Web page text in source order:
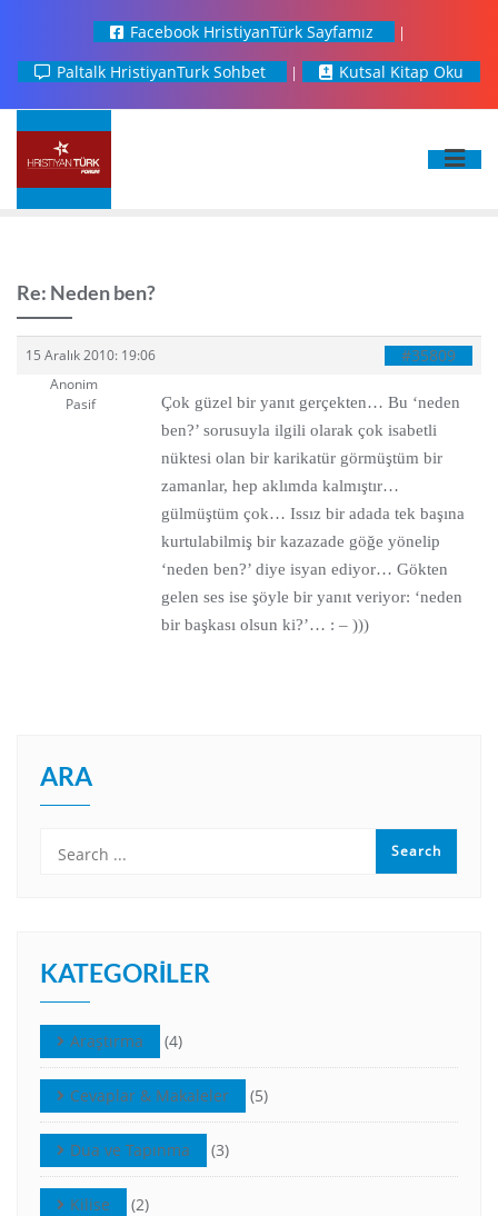
Facebook HristiyanTürk Sayfamız
Paltalk HristiyanTurk Sohbet
Kutsal Kitap Oku
Re: Neden ben?
15 Aralık 2010: 19:06 #35809
Anonim
Pasif
Çok güzel bir yanıt gerçekten… Bu ‘neden
ben?’ sorusuyla ilgili olarak çok isabetli
nüktesi olan bir karikatür görmüştüm bir
zamanlar, hep aklımda kalmıştır…
gülmüştüm çok… Issız bir adada tek başına
kurtulabilmiş bir kazazade göğe yönelip
‘neden ben?’ diye isyan ediyor… Gökten
gelen ses ise şöyle bir yanıt veriyor: ‘neden
bir başkası olsun ki?’… : – )))
ARA
KATEGORILER
Araştırma (4)
Cevaplar & Makaleler (5)
Dua ve Tapınma (3)
Kilise (2)